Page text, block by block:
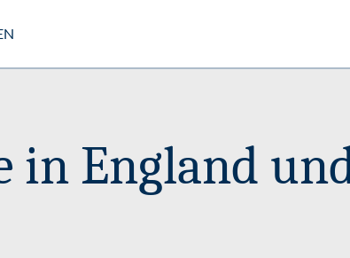
in England